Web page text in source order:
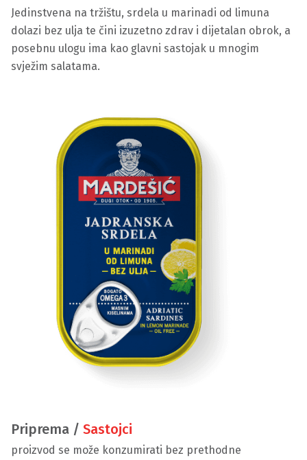
Jedinstvena na tržištu, srdela u marinadi od limuna
dolazi bez ulja te čini izuzetno zdrav i dijetalan obrok, a
posebnu ulogu ima kao glavni sastojak u mnogim
svježim salatama.
Priprema / Sastojci
proizvod se može konzumirati bez prethodne